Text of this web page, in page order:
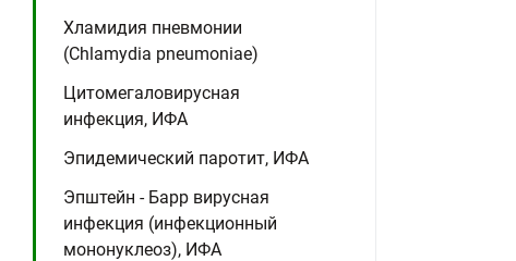
Хламидия пневмонии
(Chlamydia pneumoniae)
Цитомегаловирусная
инфекция, ИФА
Эпидемический паротит, ИФА
Эпштейн - Барр вирусная
инфекция (инфекционный
мононуклеоз), ИФА